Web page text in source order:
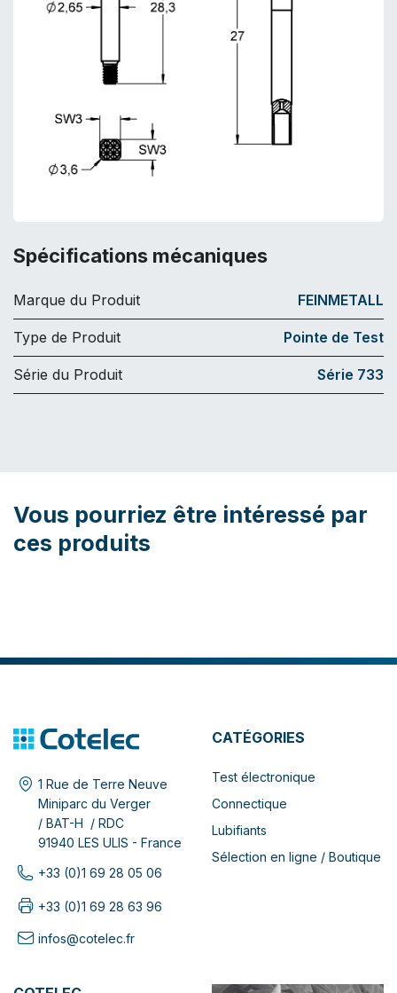
Spécifications mécaniques
Marque du Produit FEINMETALL
Type de Produit Pointe de Test
Série du Produit Série 733
Vous pourriez être intéressé par
ces produits
1 Rue de Terre Neuve
Miniparc du Verger
/ BAT-H / RDC
91940 LES ULIS - France
+33 (0)1 69 28 05 06
+33 (0)1 69 28 63 96
infos@cotelec.fr
CATÉGORIES
Test électronique
Connectique
Lubifiants
Sélection en ligne / Boutique